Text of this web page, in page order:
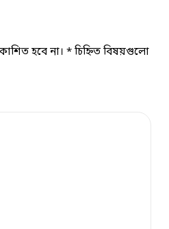
হবে না। *চিহ্নিত বিষয়গুলো